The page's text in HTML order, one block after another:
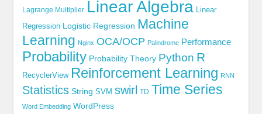
Lagrange Multiplier Linear Algebra Linear
Regression Logistic Regression Machine
Learning Nginx OCA/OCP Palindrome Performance
Probability Probability Theory Python R
RecyclerView Reinforcement Learning RNN
Statistics String SVM swirl TD Time Series
Word Embedding WordPress